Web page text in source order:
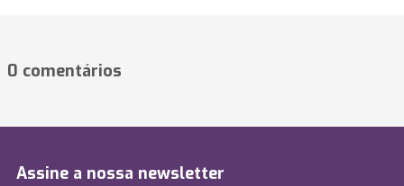
0 comentários
Assine a nossa newsletter